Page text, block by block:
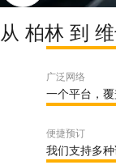
从 柏林 到
广泛网络
一个平台，
便捷预订
我们支持多种